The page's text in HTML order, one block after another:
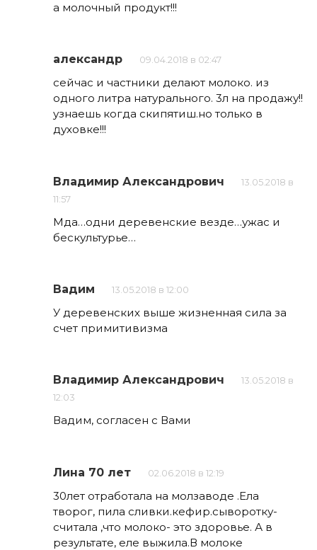
а молочный продукт!!!
александр 09.04.2018 в 02:47
сейчас и частники делают молоко. из
одного литра натурального. 3л на продажу!!
узнаешь когда скипятиш.но только в
духовке!!!
Владимир Александрович
13.05.2018 в
11:57
Мда…одни деревенские везде…ужас и
бескультурье…
Вадим 13.05.2018 в 12:00
У деревенских выше жизненная сила за
счет примитивизма
Владимир Александрович
13.05.2018 в
12:03
Вадим, согласен с Вами
Лина 70 лет 02.06.2018 в 12:19
30лет отработала на молзаводе .Ела
творог, пила сливки.кефир.сыворотку-
считала ,что молоко- это здоровье. А в
результате, еле выжила.В молоке